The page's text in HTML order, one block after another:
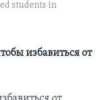
students in
избавиться от